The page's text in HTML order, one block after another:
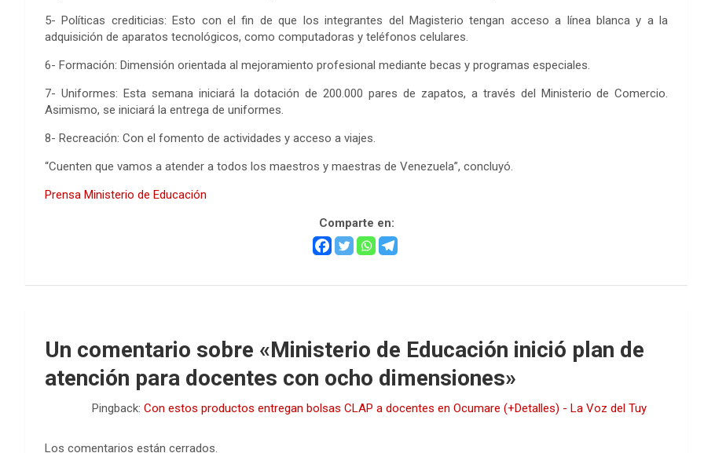
5- Políticas crediticias: Esto con el fin de que los integrantes del Magisterio tengan acceso a línea blanca y a la
adquisición de aparatos tecnológicos, como computadoras y teléfonos celulares.
6- Formación: Dimensión orientada al mejoramiento profesional mediante becas y programas especiales.
7- Uniformes: Esta semana iniciará la dotación de 200.000 pares de zapatos, a través del Ministerio de Comercio.
Asimismo, se iniciará la entrega de uniformes.
8- Recreación: Con el fomento de actividades y acceso a viajes.
“Cuenten que vamos a atender a todos los maestros y maestras de Venezuela”, concluyó.
Prensa Ministerio de Educación
Comparte en:
Un comentario sobre «Ministerio de Educación inició plan de
atención para docentes con ocho dimensiones»
Pingback: Con estos productos entregan bolsas CLAP a docentes en Ocumare (+Detalles) - La Voz del Tuy
Los comentarios están cerrados.